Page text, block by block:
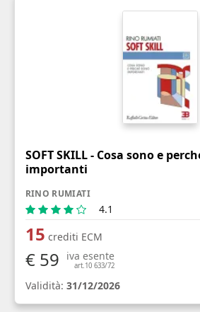
SOFT SKILL - Cosa sono e
importanti
RINO RUMIATI
4.1
15 crediti ECM
€ 59 iva esente
art.10 633/72
Validità: 31/12/2026